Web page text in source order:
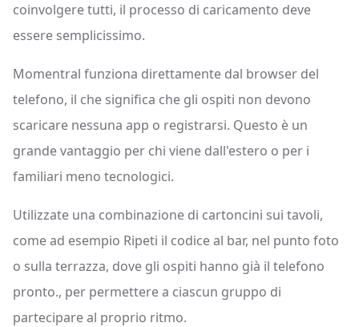
coinvolgere tutti, il processo di caricamento deve
essere semplicissimo.
Momentral funziona direttamente dal browser del
telefono, il che significa che gli ospiti non devono
scaricare nessuna app o registrarsi. Questo è un
grande vantaggio per chi viene dall'estero o per i
familiari meno tecnologici.
Utilizzate una combinazione di cartoncini sui tavoli,
come ad esempio Ripeti il codice al bar, nel punto foto
o sulla terrazza, dove gli ospiti hanno già il telefono
pronto., per permettere a ciascun gruppo di
partecipare al proprio ritmo.